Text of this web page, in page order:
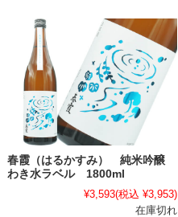
春霞（はるかすみ） 純米吟醸
わき水ラベル 1800ml
¥3,593(税込 ¥3,953)
在庫切れ